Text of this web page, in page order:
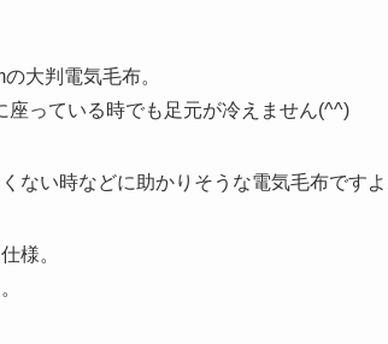
大判電気毛布。
っている時でも足元が冷えません(^^)
ない時などに助かりそうな電気毛布です
様。